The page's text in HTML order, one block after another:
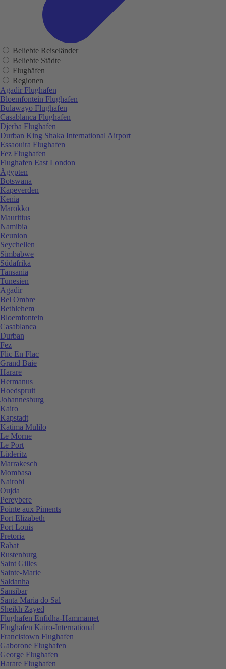
Beliebte Reiseländer
Beliebte Städte
Flughäfen
Regionen
Agadir Flughafen
Bloemfontein Flughafen
Bulawayo Flughafen
Casablanca Flughafen
Djerba Flughafen
Durban King Shaka International Airport
Essaouira Flughafen
Fez Flughafen
Flughafen East London
Ägypten
Botswana
Kapeverden
Kenia
Marokko
Mauritius
Namibia
Reunion
Seychellen
Simbabwe
Südafrika
Tansania
Tunesien
Agadir
Bel Ombre
Bethlehem
Bloemfontein
Casablanca
Durban
Fez
Flic En Flac
Grand Baie
Harare
Hermanus
Hoedspruit
Johannesburg
Kairo
Kapstadt
Katima Mulilo
Le Morne
Le Port
Lüderitz
Marrakesch
Mombasa
Nairobi
Oujda
Pereybere
Pointe aux Piments
Port Elizabeth
Port Louis
Pretoria
Rabat
Rustenburg
Saint Gilles
Sainte-Marie
Saldanha
Sansibar
Santa Maria do Sal
Sheikh Zayed
Flughafen Enfidha-Hammamet
Flughafen Kairo-International
Francistown Flughafen
Gaborone Flughafen
George Flughafen
Harare Flughafen